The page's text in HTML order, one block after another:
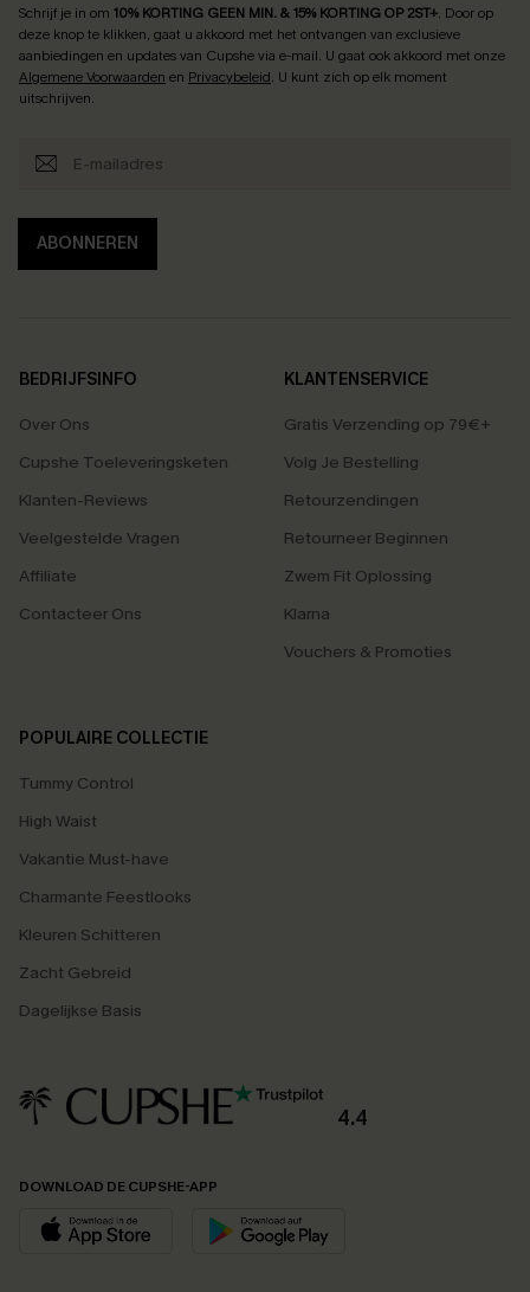
Schrijf je in om 10% KORTING GEEN MIN. & 15% KORTING OP 2ST+. Door op
deze knop te klikken, gaat u akkoord met het ontvangen van exclusieve
aanbiedingen en updates van Cupshe via e-mail. U gaat ook akkoord met onze
Algemene Voorwaarden en Privacybeleid. U kunt zich op elk moment
uitschrijven.
ABONNEREN
BEDRIJFSINFO
Over Ons
Cupshe Toeleveringsketen
Klanten-Reviews
Veelgestelde Vragen
Affiliate
Contacteer Ons
KLANTENSERVICE
Gratis Verzending op 79€+
Volg Je Bestelling
Retourzendingen
Retourneer Beginnen
Zwem Fit Oplossing
Klarna
Vouchers & Promoties
POPULAIRE COLLECTIE
Tummy Control
High Waist
Vakantie Must-have
Charmante Feestlooks
Kleuren Schitteren
Zacht Gebreid
Dagelijkse Basis
4.4
DOWNLOAD DE CUPSHE-APP